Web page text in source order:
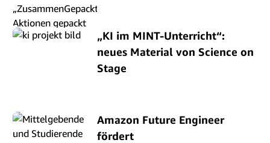
„KI im MINT-Unterricht“:
neues Material von Science on
Stage
Amazon Future Engineer
fördert